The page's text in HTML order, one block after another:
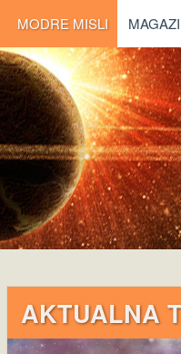
MODRE MISLI
AKTUALNA